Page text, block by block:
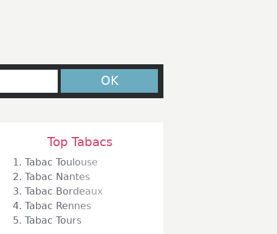
OK
Top Tabacs
1. Tabac Toulouse
2. Tabac Nantes
3. Tabac Bordeaux
4. Tabac Rennes
5. Tabac Tours